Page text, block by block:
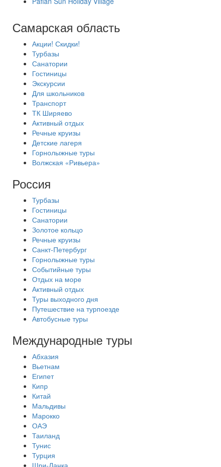
Самарская область
Акции! Скидки!
Турбазы
Санатории
Гостиницы
Экскурсии
Для школьников
Транспорт
ТК Ширяево
Активный отдых
Речные круизы
Детские лагеря
Горнолыжные туры
Волжская «Ривьера»
Россия
Турбазы
Гостиницы
Санатории
Золотое кольцо
Речные круизы
Санкт-Петербург
Горнолыжные туры
Событийные туры
Отдых на море
Активный отдых
Туры выходного дня
Путешествие на турпоезде
Автобусные туры
Международные туры
Абхазия
Вьетнам
Египет
Кипр
Китай
Мальдивы
Марокко
ОАЭ
Таиланд
Тунис
Турция
Шри-Ланка